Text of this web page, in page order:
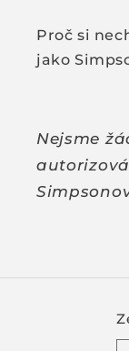
Proč si
jako
Nejsme